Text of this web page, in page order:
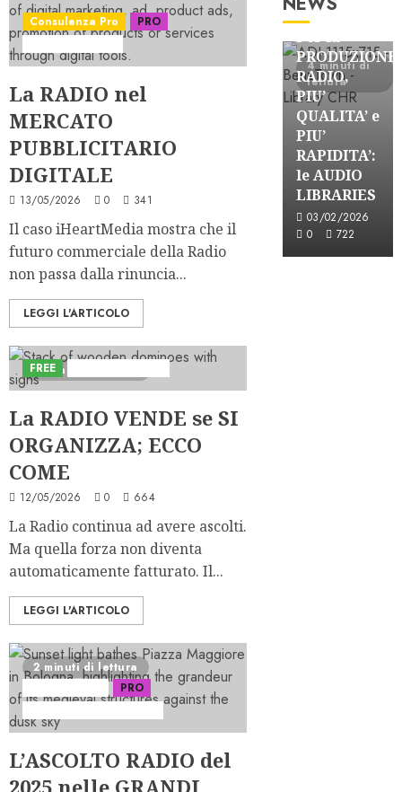
Consulenza Pro
PRO
La RADIO nel
MERCATO
PUBBLICITARIO
DIGITALE
13/05/2026 0 341
Il caso iHeartMedia mostra che il
futuro commerciale della Radio
non passa dalla rinuncia...
LEGGI L'ARTICOLO
4 minuti di lettura
FREE
La RADIO VENDE se SI
ORGANIZZA; ECCO
COME
12/05/2026 0 664
La Radio continua ad avere ascolti.
Ma quella forza non diventa
automaticamente fatturato. Il...
LEGGI L'ARTICOLO
2 minuti di lettura
PRO
L’ASCOLTO RADIO del
2025 nelle GRANDI
3 minuti di
Partnership
le FORMAT
CHARTS
VOSTRO
CLIENT
EARONE
0
3620
3 minuti di
FREE
PROPRIO
0
724
4 minuti di
lettura
Partnership
Per la
PRODUZIONE
RADIO,
PIU’
QUALITA’ e
PIU’
RAPIDITA’:
le AUDIO
LIBRARIES
03/02/2026
0
722